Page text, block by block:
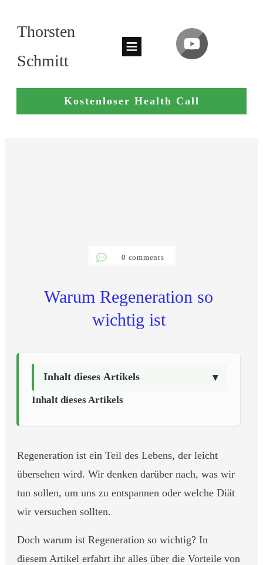
Thorsten
Schmitt
Kostenloser Health Call
0 comments
Warum Regeneration so
wichtig ist
Inhalt dieses Artikels
Inhalt dieses Artikels
Regeneration ist ein Teil des Lebens, der leicht
übersehen wird. Wir denken darüber nach, was wir
tun sollen, um uns zu entspannen oder welche Diät
wir versuchen sollten.
Doch warum ist Regeneration so wichtig? In
diesem Artikel erfahrt ihr alles über die Vorteile von